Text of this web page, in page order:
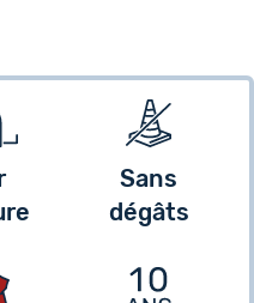
Sans
dégâts